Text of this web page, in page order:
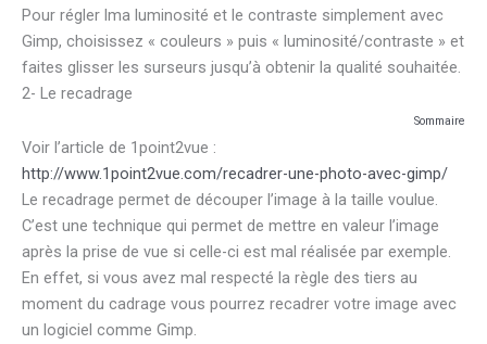
Pour régler lma luminosité et le contraste simplement avec
Gimp, choisissez « couleurs » puis « luminosité/contraste » et
faites glisser les surseurs jusqu’à obtenir la qualité souhaitée.
2- Le recadrage
Sommaire
Voir l’article de 1point2vue :
http://www.1point2vue.com/recadrer-une-photo-avec-gimp/
Le recadrage permet de découper l’image à la taille voulue.
C’est une technique qui permet de mettre en valeur l’image
après la prise de vue si celle-ci est mal réalisée par exemple.
En effet, si vous avez mal respecté la règle des tiers au
moment du cadrage vous pourrez recadrer votre image avec
un logiciel comme Gimp.